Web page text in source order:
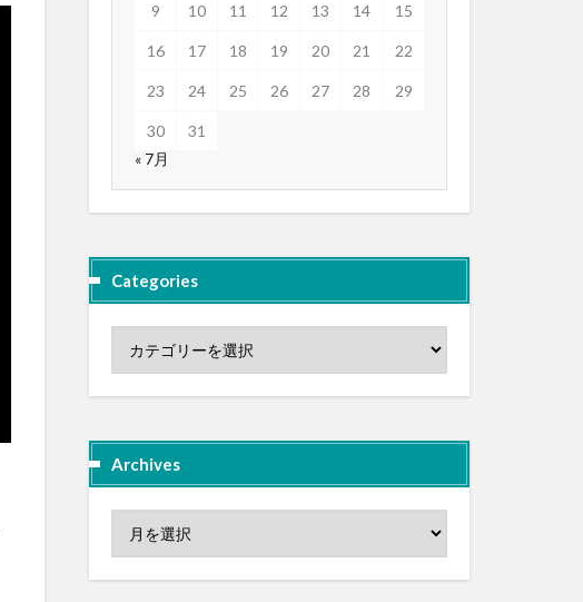
9 10 11 12 13 14 15
16 17 18 19 20 21 22
23 24 25 26 27 28 29
30
31
« 7月
Categories
Archives